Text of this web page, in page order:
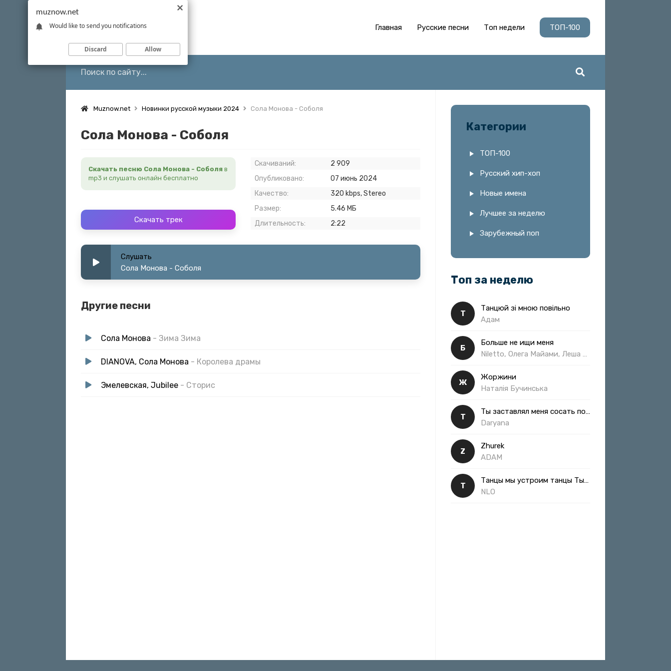
Главная Русские песни Топ недели ТОП-100
Muznow.net Новинки русской музыки 2024 Сола Монова - Соболя
Сола Монова - Соболя
Скачать песню Сола Монова - Соболя в
mp3 и слушать онлайн бесплатно
Скачать трек
Скачиваний:
2 909
Опубликовано:
07 июнь 2024
Качество:
320 kbps, Stereo
Размер:
5.46 МБ
Длительность:
2:22
Слушать
Сола Монова - Соболя
Другие песни
Сола Монова - Зима Зима
DIANOVA, Сола Монова - Королева драмы
Эмелевская, Jubilee - Сторис
Категории
ТОП-100
Русский хип-хоп
Новые имена
Лучшее за неделю
Зарубежный поп
Топ за неделю
Т
Танцюй зі мною повільно
Адам
Б
Больше не ищи меня
Ж
Жоржини
Наталія Бучинська
Т
Ты заставлял меня сосать полная
Daryana
Z
Zhurek
ADAM
Т
Танцы мы устроим танцы Ты такая классная
NLO
muznow.net
Would like to send you notifications
Discard Allow